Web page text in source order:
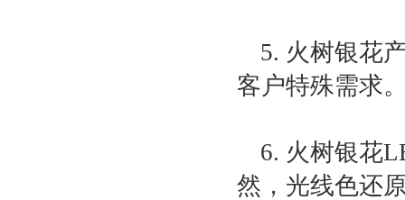
5. 火树银花
客户特殊需求
6. 火树银花
然，光线色还